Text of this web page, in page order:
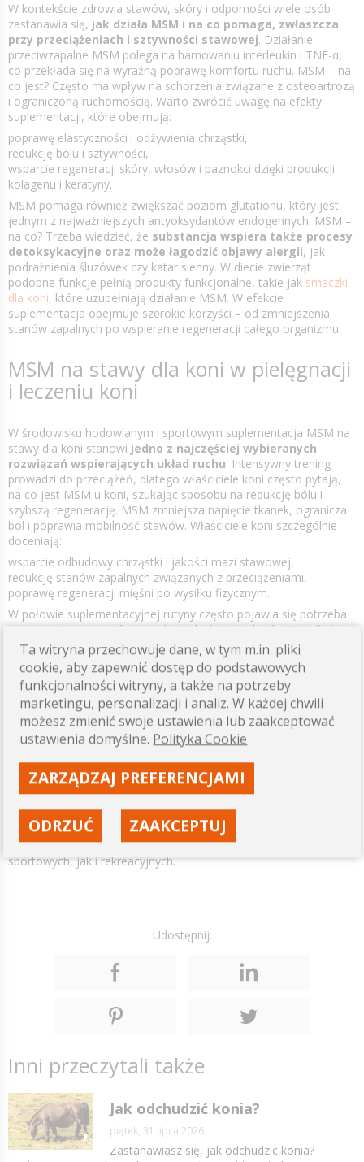
W kontekście zdrowia stawów, skóry i odporności wiele osób
zastanawia się, jak działa MSM i na co pomaga, zwłaszcza
przy przeciążeniach i sztywności stawowej. Działanie
przeciwzapalne MSM polega na hamowaniu interleukin i TNF-α,
co przekłada się na wyraźną poprawę komfortu ruchu. MSM – na
co jest? Często ma wpływ na schorzenia związane z osteoartrozą
i ograniczoną ruchomością. Warto zwrócić uwagę na efekty
suplementacji, które obejmują:
poprawę elastyczności i odżywienia chrząstki,
redukcję bólu i sztywności,
wsparcie regeneracji skóry, włosów i paznokci dzięki produkcji
kolagenu i keratyny.
MSM pomaga również zwiększać poziom glutationu, który jest
jednym z najważniejszych antyoksydantów endogennych. MSM –
na co? Trzeba wiedzieć, że substancja wspiera także procesy
detoksykacyjne oraz może łagodzić objawy alergii, jak
podrażnienia śluzówek czy katar sienny. W diecie zwierząt
podobne funkcje pełnią produkty funkcjonalne, takie jak smaczki
dla koni, które uzupełniają działanie MSM. W efekcie
suplementacja obejmuje szerokie korzyści – od zmniejszenia
stanów zapalnych po wspieranie regeneracji całego organizmu.
MSM na stawy dla koni w pielęgnacji
i leczeniu koni
W środowisku hodowlanym i sportowym suplementacja MSM na
stawy dla koni stanowi jedno z najczęściej wybieranych
rozwiązań wspierających układ ruchu. Intensywny trening
prowadzi do przeciążeń, dlatego właściciele koni często pytają,
na co jest MSM u koni, szukając sposobu na redukcję bólu i
szybszą regenerację. MSM zmniejsza napięcie tkanek, ogranicza
ból i poprawia mobilność stawów. Właściciele koni szczególnie
doceniają:
wsparcie odbudowy chrząstki i jakości mazi stawowej,
redukcję stanów zapalnych związanych z przeciążeniami,
poprawę regeneracji mięśni po wysiłku fizycznym.
W połowie suplementacyjnej rutyny często pojawia się potrzeba
stosowania preparatów wysokiej jakości, takich jak MSM dla koni
które dostarczają siarki o wysokiej przyswajalności. Substancja
oddziałuje również na wygląd sierści i kopyt, ponieważ jest
elementem syntezy keratyny. U koni pracujących fizycznie MSM
przyspiesza usuwanie metabolitów powstających po treningu, co
sprawia, że szybciej odzyskują lekkość ruchu i sprawność.MSM
na stawy dla koni oferuje nie tylko wsparcie stawów, ale
też mięśni, co poprawia komfort zwierzęcia podczas codziennej
pracy. W codziennej pielęgnacji istotne jest także odpowiednie
żywienie, w czym pomaga dobrze wyposażony
Dzięki połączeniu suplementacji MSM i właściwej diety koń
zyskuje wszechstronne wsparcie. MSM – na co pomaga u koni?
Na zmniejszenie stanów zapalnych, poprawę jakości tkanek,
szybszą regenerację oraz mniejsze ryzyko przeciążeń — co czyni
go ważnym elementem dbania o zdrowie zarówno koni
sportowych, jak i rekreacyjnych.
Udostępnij:
Inni przeczytali także
Jak odchudzić konia?
piątek, 31 lipca 2026
Zastanawiasz się, jak odchudzic konia?
Ta witryna przechowuje dane, w tym m.in. pliki
cookie, aby zapewnić dostęp do podstawowych
funkcjonalności witryny, a także na potrzeby
marketingu, personalizacji i analiz. W każdej chwili
możesz zmienić swoje ustawienia lub zaakceptować
ustawienia domyślne. Polityka Cookie
ZARZĄDZAJ PREFERENCJAMI
ODRZUĆ ZAAKCEPTUJ